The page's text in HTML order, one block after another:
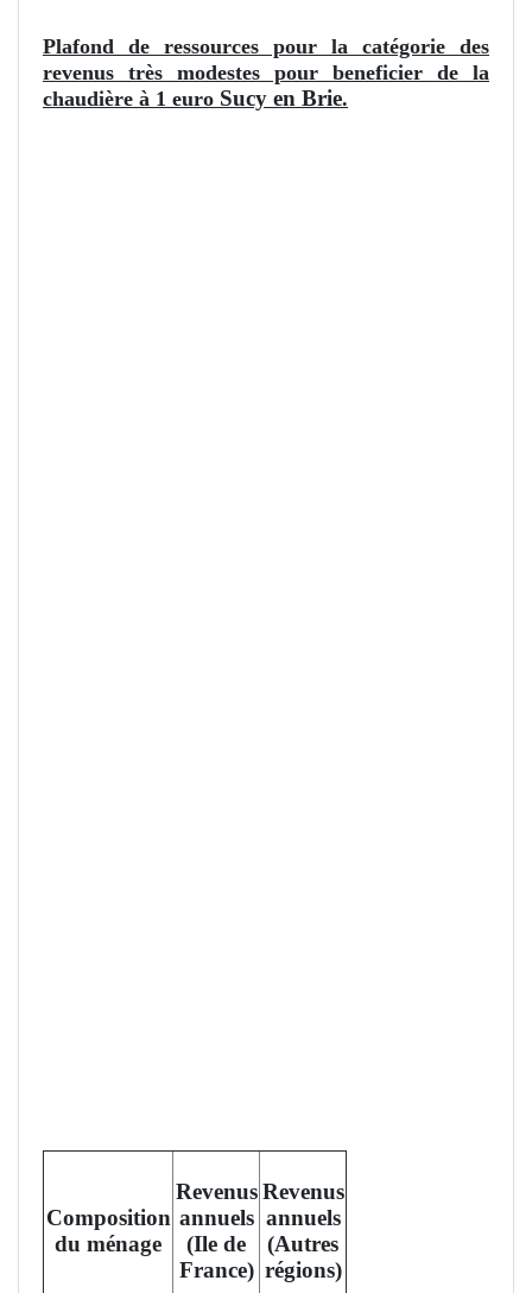
Plafond de ressources pour la catégorie des
revenus très modestes pour beneficier de la
chaudière à 1 euro Sucy en Brie.
Composition
du ménage
Revenus
annuels
(Ile de
France)
Revenus
annuels
(Autres
régions)